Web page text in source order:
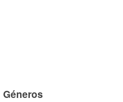
Géneros